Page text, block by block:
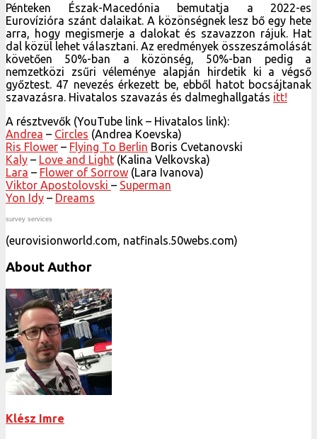
Pénteken Észak-Macedónia bemutatja a 2022-es
Eurovízióra szánt dalaikat. A közönségnek lesz bő egy hete
arra, hogy megismerje a dalokat és szavazzon rájuk. Hat
dal közül lehet választani. Az eredmények összeszámolását
követően 50%-ban a közönség, 50%-ban pedig a
nemzetközi zsűri véleménye alapján hirdetik ki a végső
győztest. 47 nevezés érkezett be, ebből hatot bocsájtanak
szavazásra. Hivatalos szavazás és dalmeghallgatás itt!
A résztvevők (YouTube link – Hivatalos link):
Andrea – Circles (Andrea Koevska)
Ris Flower – Flying To Berlin Boris Cvetanovski
Kaly – Love and Light (Kalina Velkovska)
Lara – Flower of Sorrow (Lara Ivanova)
Viktor Apostolovski – Superman
Yon Idy – Dreams
survey services
(eurovisionworld.com, natfinals.50webs.com)
About Author
Klész Imre